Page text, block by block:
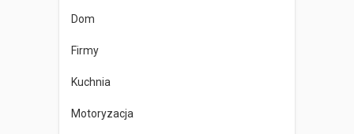
Dom
Firmy
Kuchnia
Motoryzacja